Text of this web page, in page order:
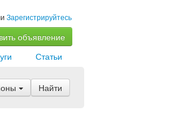
Зарегистрируйтесь
объявление
Статьи
Найти